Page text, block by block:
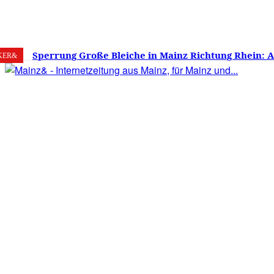
8. August 2026 28.3 Mainz
Sperrung Große Bleiche in Mainz Richtung Rhein:
verwirrt, Mainzer stinksauer – Haben die Mainzer